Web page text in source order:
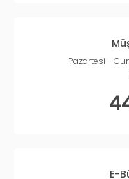
Pazartesi -
E-